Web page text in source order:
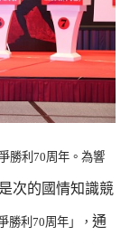
勝利 70周年。為響
是次的國情知識競
勝利 70周年」， 通